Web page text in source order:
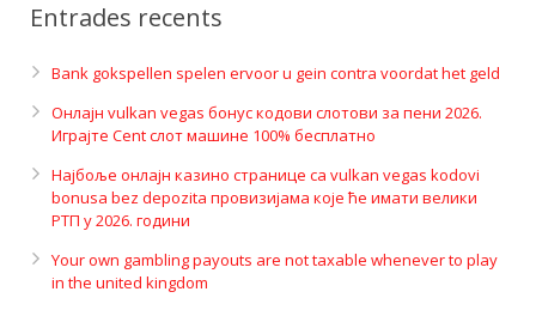
Entrades recents
Bank gokspellen spelen ervoor u gein contra voordat het geld
Онлајн vulkan vegas бонус кодови слотови за пени 2026.
Играјте Cent слот машине 100% бесплатно
Најбоље онлајн казино странице са vulkan vegas kodovi
bonusa bez depozita провизијама које ће имати велики
РТП у 2026. години
Your own gambling payouts are not taxable whenever to play
in the united kingdom